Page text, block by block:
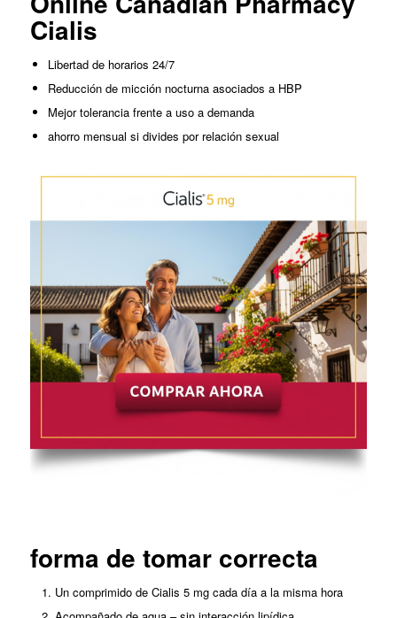
Cialis
Libertad de horarios 24/7
Reducción de micción nocturna asociados a HBP
Mejor tolerancia frente a uso a demanda
ahorro mensual si divides por relación sexual
forma de tomar correcta
Un comprimido de Cialis 5 mg cada día a la misma hora